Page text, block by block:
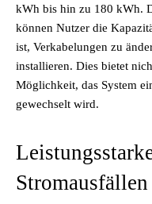
kWh bis hin zu 180 kWh.
können Nutzer die
ist, Verkabelungen zu
installieren. Dies bietet
Möglichkeit, das System
gewechselt wird.
Stromausfällen